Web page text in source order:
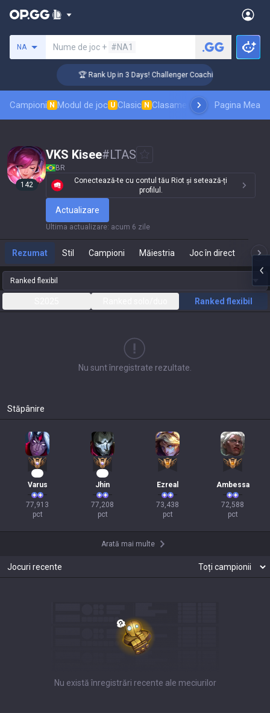
NA Nume de joc + #NA1
🏆 Rank Up in 3 Days! Challenger Coaching
Campioni N Modul de joc U Clasic N Clasament skinuriClasamente
Pagina Mea
142
VKS Kisee#LTAS
BR
Conectează-te cu contul tău Riot și setează-ți
profilul.
Actualizare
Ultima actualizare: acum 6 zile
Rezumat Stil Campioni Măiestria Joc în direct
Ranked flexibil
Ranked flexibil
Nu sunt înregistrate rezultate.
Stăpânire
Varus
77,913
pct
Jhin
77,208
pct
Ezreal
73,438
pct
Ambessa
72,588
pct
Arată mai multe
Jocuri recente
Nu există înregistrări recente ale meciurilor